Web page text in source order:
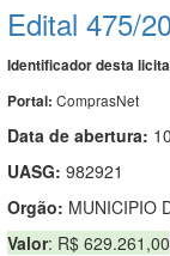
Edital 475/
Identificador desta
Portal: ComprasNet
Data de abertura:
UASG: 982921
Orgão: MUNICIPIO
Valor: R$ 629.261,00